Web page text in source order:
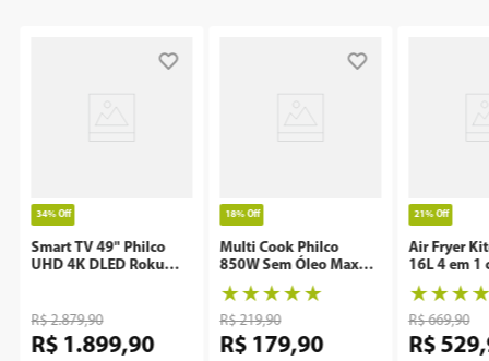
34% Off
Smart TV 49" Philco
UHD 4K DLED Roku
R$ 2.879,90
R$ 1.899,90
18% Off
Multi Cook Philco
850W Sem Óleo Maxx
Clean
★★★★★
R$ 219,90
R$ 179,90
21% Off
Air Fryer
16L 4 em 1
Rotisserie
★★★
R$ 669,90
R$ 529,